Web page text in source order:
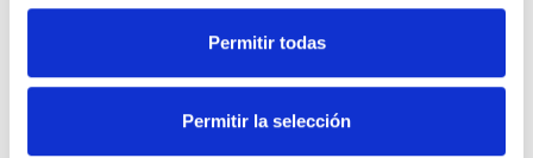
Permitir todas
Permitir la selección
Optimiza la eficiencia y el consumo